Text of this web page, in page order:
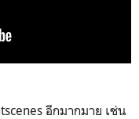
อีกมากมาย เช่น